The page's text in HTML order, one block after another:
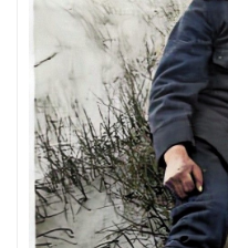
legeronderdeel
kan
zijn
geweest?